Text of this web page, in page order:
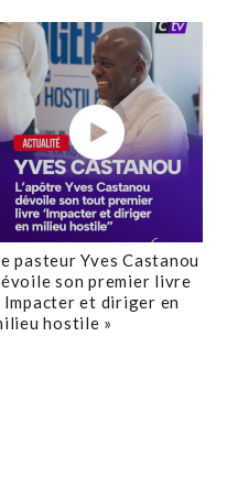
pasteur Yves Castanou
son premier livre
Impacter et diriger en
hostile »